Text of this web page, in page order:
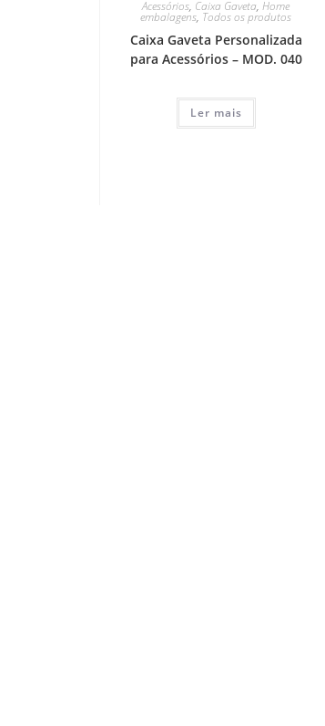
Acessórios, Caixa Gaveta,Home
embalagens, Todos os produtos
Caixa Gaveta Personalizada
para Acessórios – MOD. 040
Ler mais